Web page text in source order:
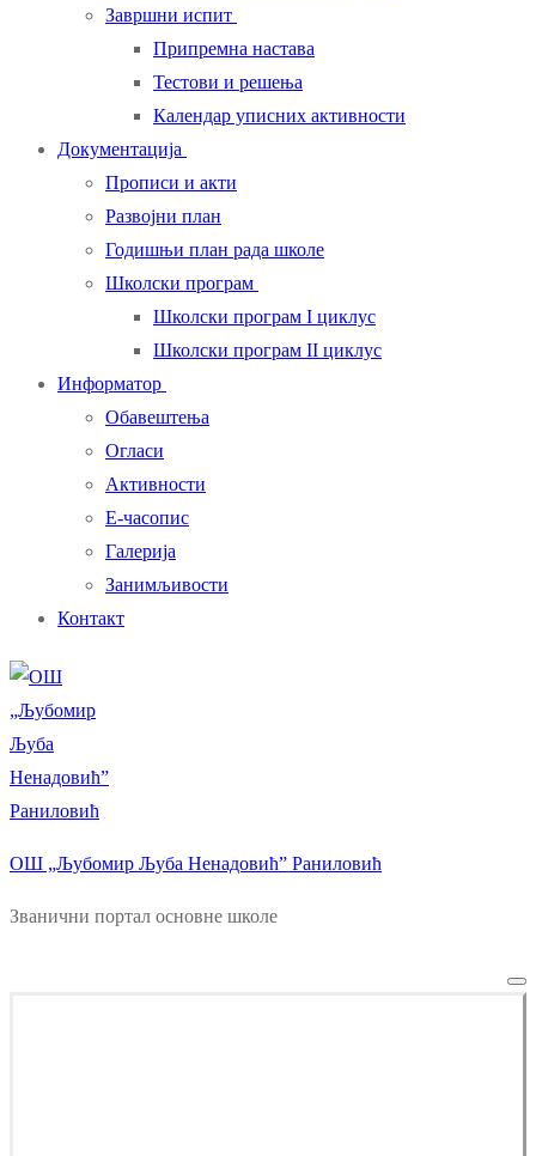
Завршни испит
Припремна настава
Тестови и решења
Календар уписних активности
Документација
Прописи и акти
Развојни план
Годишњи план рада школе
Школски програм
Школски програм I циклус
Школски програм II циклус
Информатор
Обавештења
Огласи
Активности
Е-часопис
Галерија
Занимљивости
Контакт
ОШ „Љубомир Љуба Ненадовић” Раниловић
Званични портал основне школе